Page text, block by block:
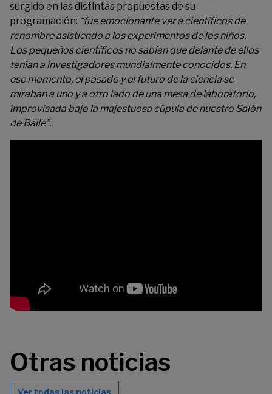
surgido en las distintas propuestas de su
programación: “fue emocionante ver a científicos de
renombre asistiendo a los experimentos de los niños.
Los pequeños científicos no sabían que delante de ellos
tenían a investigadores mundialmente conocidos. En
ese momento, el pasado y el futuro de la ciencia se
miraban a uno y a otro lado de una mesa de laboratorio,
improvisada bajo la majestuosa cúpula de nuestro Salón
de Baile”.
Otras noticias
Ver todas las noticias